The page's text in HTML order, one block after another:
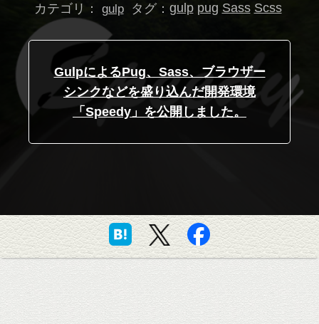
カテゴリ： gulp タグ： gulp pug Sass Scss
GulpによるPug、Sass、ブラウザー
シンクなどを盛り込んだ開発環境
「Speedy」を公開しました。